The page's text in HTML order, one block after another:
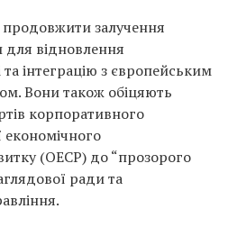
продовжити залучення
відновлення
інтеграцію з європейським
Вони також обіцяють
корпоративного
економічного
(ОЕСР) до “прозорого
ради та